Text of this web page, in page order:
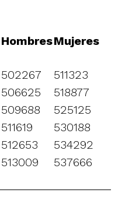
HombresMujeres
502267
511323
506625
518877
509688
525125
511619
530188
512653
534292
513009 537666